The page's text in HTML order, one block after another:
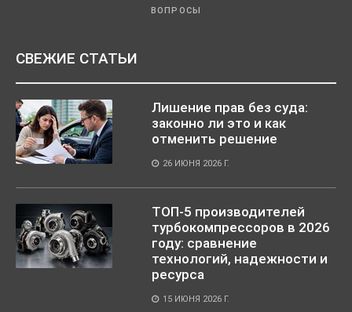
ВОПРОСЫ
СВЕЖИЕ СТАТЬИ
Лишение прав без суда:
законно ли это и как
отменить решение
26 ИЮНЯ 2026 Г.
ТОП-5 производителей
турбокомпрессоров в 2026
году: сравнение
технологий, надежности и
ресурса
15 ИЮНЯ 2026 Г.